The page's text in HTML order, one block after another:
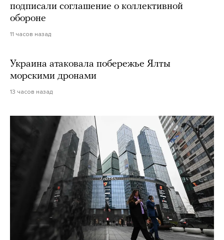
подписали соглашение о коллективной
обороне
11 часов назад
Украина атаковала побережье Ялты
морскими дронами
13 часов назад